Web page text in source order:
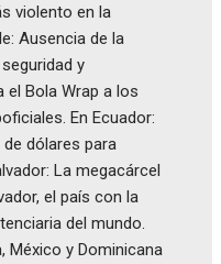
violento en la
Ausencia de la
y
el Bola Wrap a los
En Ecuador:
dólares para
La megacárcel
el país con la
del mundo.
México y Dominicana